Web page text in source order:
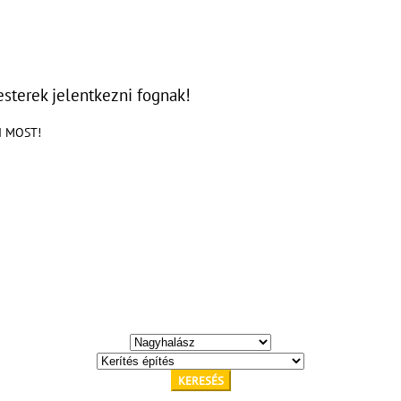
jelentkezni fognak!
KERESÉS